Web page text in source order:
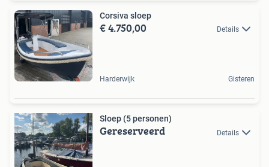
Corsiva sloep
€ 4.750,00 Details
Harderwijk Gisteren
Sloep (5 personen)
Gereserveerd Details